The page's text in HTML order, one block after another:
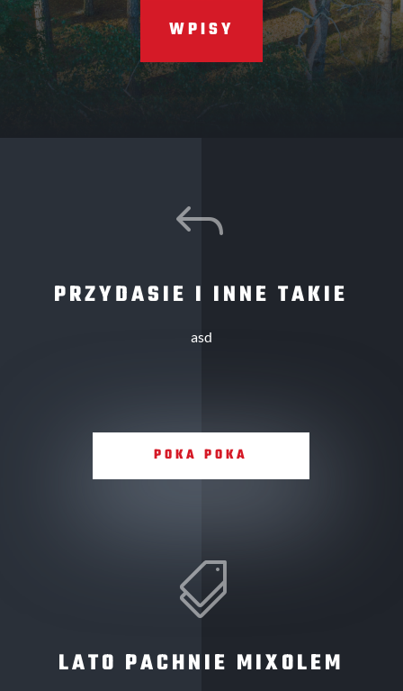
WPISY
J
PRZYDASIE I INNE TAKIE
asd
POKA POKA

LATO PACHNIE MIXOLEM